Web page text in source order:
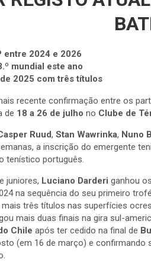
entre 2024 e 2026
mundial este ano
2025 com três títulos
recente confirmação entre os
de 18 a 26 de julho no Clube de
Ruud, Stan Wawrinka, Nuno
a inscrição do emergente
tenístico português.
juniores, Luciano Darderi ganhou
na sequência do seu primeiro
três títulos nas superfícies
mais duas finais na gira sul-
Chile após ter cedido na final de
(em 16 de março) e